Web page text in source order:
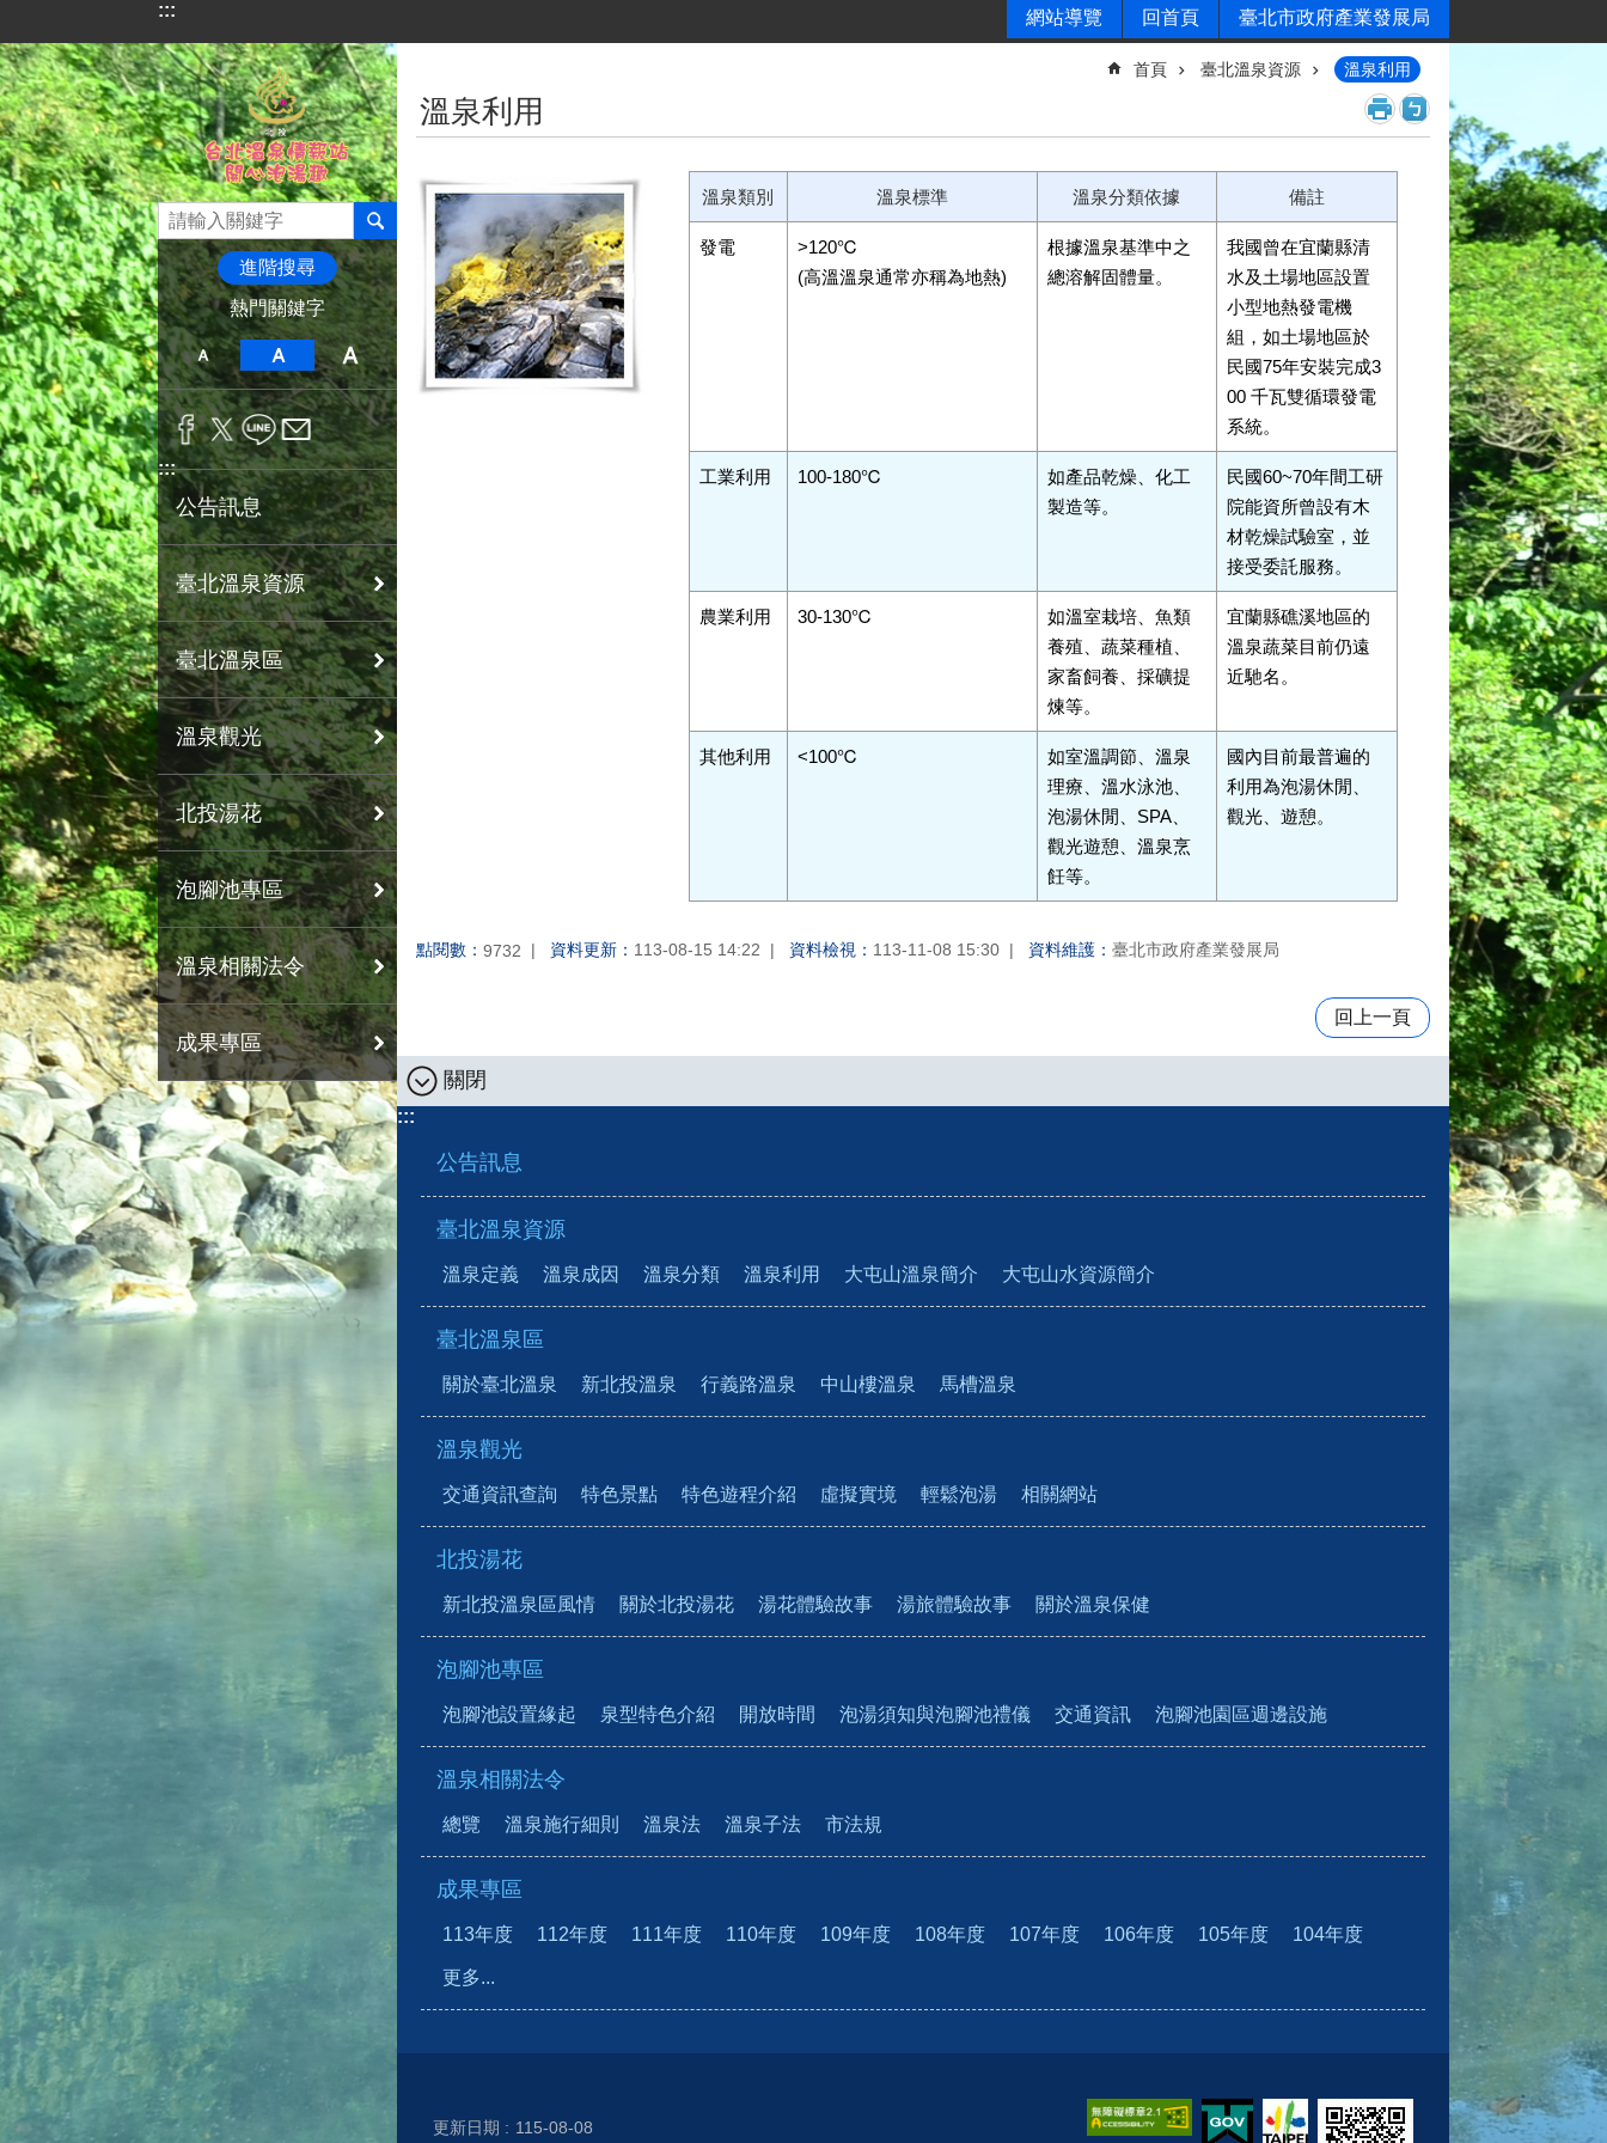
跳到主要內容區塊
::: 網站導覽 回首頁 臺北市政府產業發展局
進階搜尋
熱門關鍵字
:::
公告訊息
臺北溫泉資源
臺北溫泉區
溫泉觀光
北投湯花
泡腳池專區
溫泉相關法令
成果專區
首頁 臺北溫泉資源 溫泉利用
溫泉利用
溫泉類別 溫泉標準 溫泉分類依據 備註
發電
>120℃
(高溫溫泉通常亦稱為地熱)
根據溫泉基準中之
總溶解固體量。
我國曾在宜蘭縣清
水及土場地區設置
小型地熱發電機
組，如土場地區於
民國75年安裝完成3
00 千瓦雙循環發電
系統。
工業利用 100-180℃
如產品乾燥、化工
製造等。
民國60~70年間工研
院能資所曾設有木
材乾燥試驗室，並
接受委託服務。
農業利用 30-130℃
如溫室栽培、魚類
養殖、蔬菜種植、
家畜飼養、採礦提
煉等。
宜蘭縣礁溪地區的
溫泉蔬菜目前仍遠
近馳名。
其他利用 <100℃
如室溫調節、溫泉
理療、溫水泳池、
泡湯休閒、SPA、
觀光遊憩、溫泉烹
飪等。
國內目前最普遍的
利用為泡湯休閒、
觀光、遊憩。
點閱數： 9732 資料更新： 113-08-15 14:22 資料檢視： 113-11-08 15:30 資料維護： 臺北市政府產業發展局
回上一頁
關閉
:::
公告訊息
臺北溫泉資源
溫泉定義 溫泉成因 溫泉分類 溫泉利用 大屯山溫泉簡介 大屯山水資源簡介
臺北溫泉區
關於臺北溫泉 新北投溫泉 行義路溫泉 中山樓溫泉 馬槽溫泉
溫泉觀光
交通資訊查詢 特色景點 特色遊程介紹 虛擬實境 輕鬆泡湯 相關網站
北投湯花
新北投溫泉區風情 關於北投湯花 湯花體驗故事 湯旅體驗故事 關於溫泉保健
泡腳池專區
泡腳池設置緣起 泉型特色介紹 開放時間 泡湯須知與泡腳池禮儀 交通資訊 泡腳池園區週邊設施
溫泉相關法令
總覽 溫泉施行細則 溫泉法 溫泉子法 市法規
成果專區
113年度 112年度 111年度 110年度 109年度 108年度 107年度 106年度 105年度 104年度
更多...
更新日期 115-08-08